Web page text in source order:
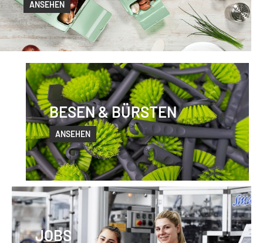
ANSEHEN
BESEN & BÜRSTEN
ANSEHEN
JOBS